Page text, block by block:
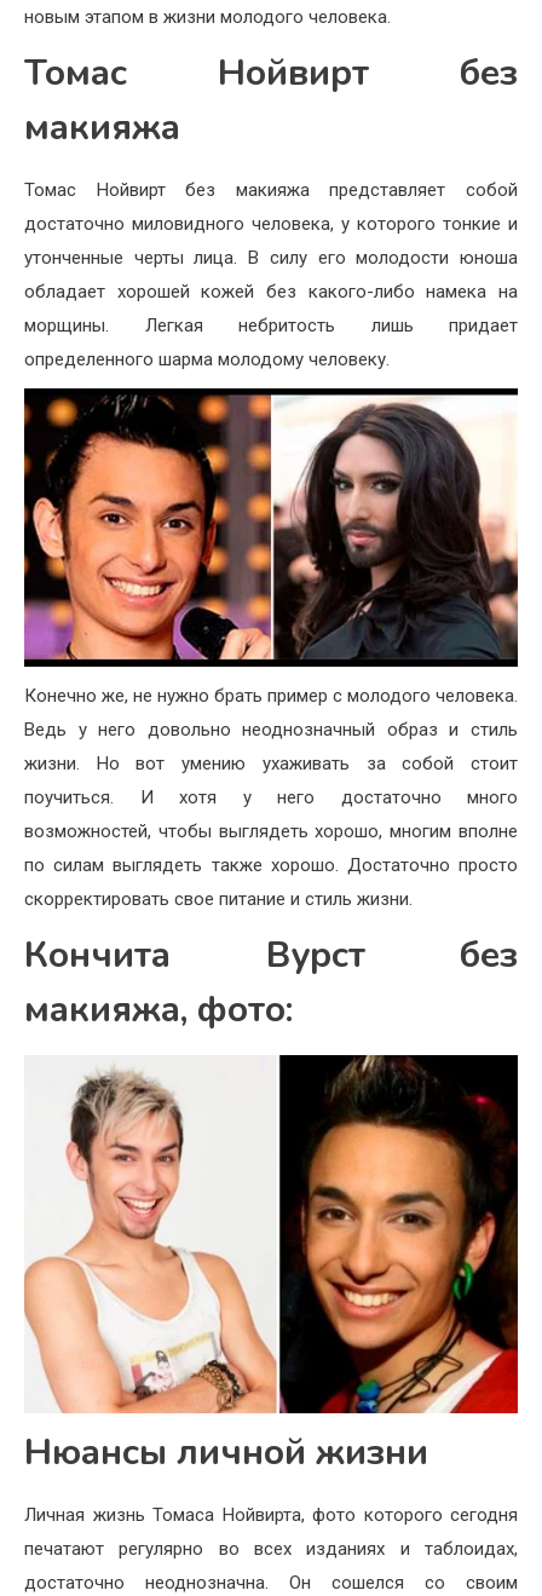
новым этапом в жизни молодого человека.
Томас Нойвирт без
макияжа
Томас Нойвирт без макияжа представляет собой
достаточно миловидного человека, у которого тонкие и
утонченные черты лица. В силу его молодости юноша
обладает хорошей кожей без какого-либо намека на
морщины. Легкая небритость лишь придает
определенного шарма молодому человеку.
Конечно же, не нужно брать пример с молодого человека.
Ведь у него довольно неоднозначный образ и стиль
жизни. Но вот умению ухаживать за собой стоит
поучиться. И хотя у него достаточно много
возможностей, чтобы выглядеть хорошо, многим вполне
по силам выглядеть также хорошо. Достаточно просто
скорректировать свое питание и стиль жизни.
Кончита Вурст без
макияжа, фото:
Нюансы личной жизни
Личная жизнь Томаса Нойвирта, фото которого сегодня
печатают регулярно во всех изданиях и таблоидах,
достаточно неоднозначна. Он сошелся со своим